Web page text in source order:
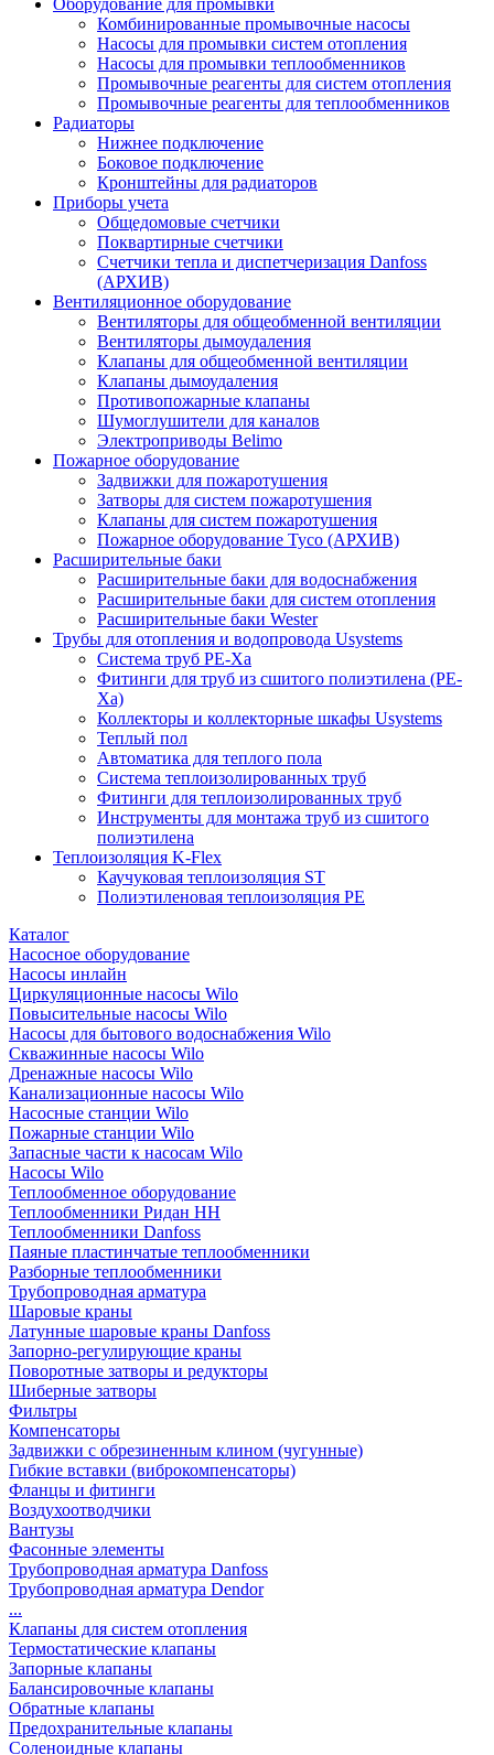
Оборудование для промывки
Комбинированные промывочные насосы
Насосы для промывки систем отопления
Насосы для промывки теплообменников
Промывочные реагенты для систем отопления
Промывочные реагенты для теплообменников
Радиаторы
Нижнее подключение
Боковое подключение
Кронштейны для радиаторов
Приборы учета
Общедомовые счетчики
Поквартирные счетчики
Счетчики тепла и диспетчеризация Danfoss
(АРХИВ)
Вентиляционное оборудование
Вентиляторы для общеобменной вентиляции
Вентиляторы дымоудаления
Клапаны для общеобменной вентиляции
Клапаны дымоудаления
Противопожарные клапаны
Шумоглушители для каналов
Электроприводы Belimo
Пожарное оборудование
Задвижки для пожаротушения
Затворы для систем пожаротушения
Клапаны для систем пожаротушения
Пожарное оборудование Tyco (АРХИВ)
Расширительные баки
Расширительные баки для водоснабжения
Расширительные баки для систем отопления
Расширительные баки Wester
Трубы для отопления и водопровода Usystems
Система труб PE-Xa
Фитинги для труб из сшитого полиэтилена (PE-
Xa)
Коллекторы и коллекторные шкафы Usystems
Теплый пол
Автоматика для теплого пола
Система теплоизолированных труб
Фитинги для теплоизолированных труб
Инструменты для монтажа труб из сшитого
полиэтилена
Теплоизоляция K-Flex
Каучуковая теплоизоляция ST
Полиэтиленовая теплоизоляция PE
Каталог
Насосное оборудование
Насосы инлайн
Циркуляционные насосы Wilo
Повысительные насосы Wilo
Насосы для бытового водоснабжения Wilo
Скважинные насосы Wilo
Дренажные насосы Wilo
Канализационные насосы Wilo
Насосные станции Wilo
Пожарные станции Wilo
Запасные части к насосам Wilo
Насосы Wilo
Теплообменное оборудование
Теплообменники Ридан НН
Теплообменники Danfoss
Паяные пластинчатые теплообменники
Разборные теплообменники
Трубопроводная арматура
Шаровые краны
Латунные шаровые краны Danfoss
Запорно-регулирующие краны
Поворотные затворы и редукторы
Шиберные затворы
Фильтры
Компенсаторы
Задвижки с обрезиненным клином (чугунные)
Гибкие вставки (виброкомпенсаторы)
Фланцы и фитинги
Воздухоотводчики
Вантузы
Фасонные элементы
Трубопроводная арматура Danfoss
Трубопроводная арматура Dendor
...
Клапаны для систем отопления
Термостатические клапаны
Запорные клапаны
Балансировочные клапаны
Обратные клапаны
Предохранительные клапаны
Соленоидные клапаны